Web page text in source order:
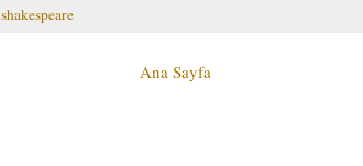
shakespeare
Ana Sayfa